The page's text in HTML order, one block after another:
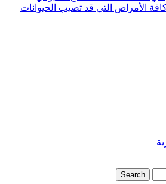
الأمراض التي قد تصيب الحيوانات